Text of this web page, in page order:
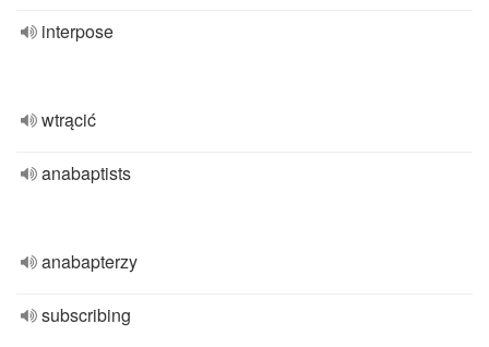
interpose
wtrącić
anabaptists
anabapterzy
subscribing